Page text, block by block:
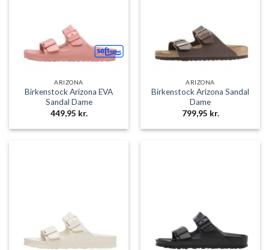
ARIZONA
Birkenstock Arizona EVA
Sandal Dame
449,95 kr.
ARIZONA
Birkenstock Arizona Sandal
Dame
799,95 kr.